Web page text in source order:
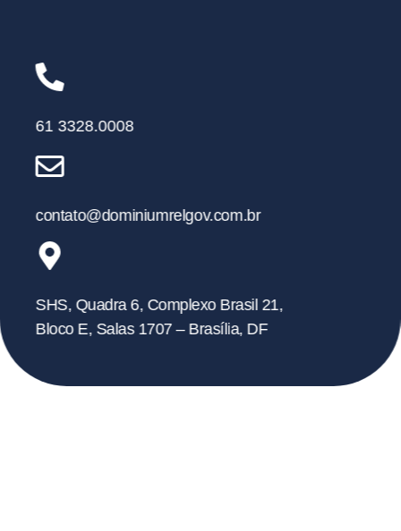
61 3328.0008
contato@dominiumrelgov.com.br
SHS, Quadra 6, Complexo Brasil 21,
Bloco E, Salas 1707 – Brasília, DF